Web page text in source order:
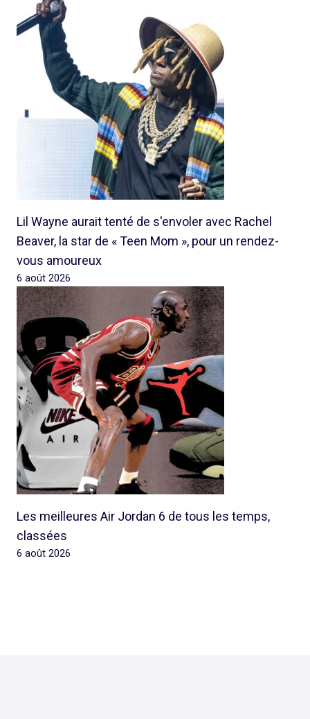
Lil Wayne aurait tenté de s'envoler avec Rachel
Beaver, la star de « Teen Mom », pour un rendez-
vous amoureux
6 août 2026
Les meilleures Air Jordan 6 de tous les temps,
classées
6 août 2026